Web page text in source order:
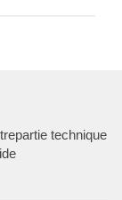
technique